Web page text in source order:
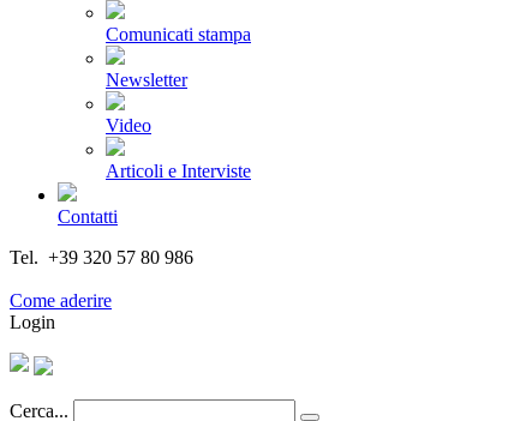
Comunicati stampa
Newsletter
Video
Articoli e Interviste
Contatti
Tel. +39 320 57 80 986
Come aderire
Login
Cerca...